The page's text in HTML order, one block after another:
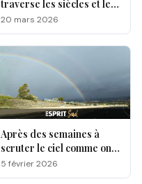
traverse les siècles et les
cultures
20 mars 2026
Après des semaines à
scruter le ciel comme on
attend une lettre qui
n’arrive pas, une question
5 février 2026